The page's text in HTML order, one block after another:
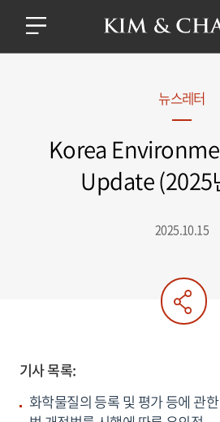
뉴스레터
Korea
Update (2025
2025.10.15
기사 목록:
화학물질의 등록 및 평가 등에 관